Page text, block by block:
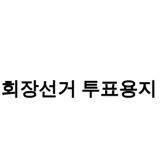
장선거 투표용지